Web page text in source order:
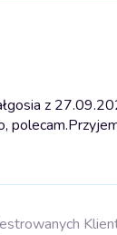
z
polecam.